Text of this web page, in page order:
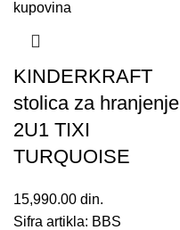
KINDERKRAFT
stolica za hranjenje
2U1 TIXI
TURQUOISE
15,990.00 din.
Sifra artikla: BBS